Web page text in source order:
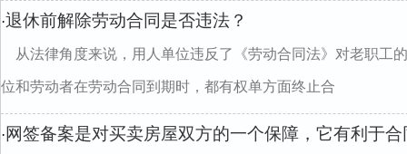
·退休前解除劳动合同是否违法？
从法律角度来说，用人单位违反了《劳动合同法》对老职工
位和劳动者在劳动合同到期时，都有权单方面终止合
· 网签备案是对买卖房屋双方的一个保障，它有利于